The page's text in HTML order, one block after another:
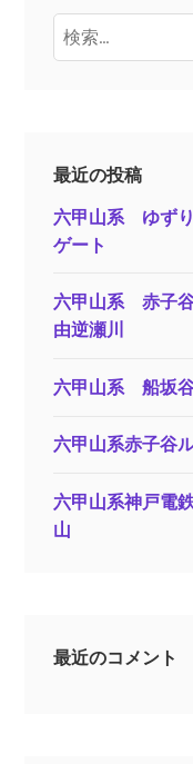
検
索:
最近の投稿
六甲山系 ゆず
ゲート
六甲山系 赤子
由逆瀬川
六甲山系 船坂
六甲山系赤子谷
六甲山系神戸電
山
最近のコメント